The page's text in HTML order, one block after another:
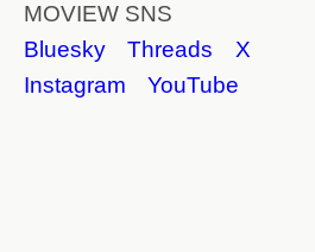
MOVIEW SNS
Bluesky
Threads
X
Instagram
YouTube